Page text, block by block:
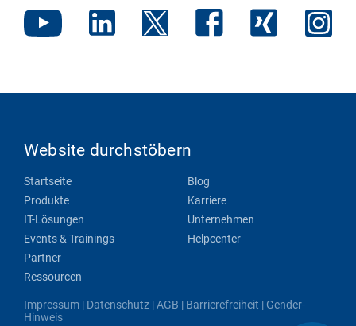
Website durchstöbern
Startseite
Produkte
IT-Lösungen
Events & Trainings
Partner
Ressourcen
Blog
Karriere
Unternehmen
Helpcenter
Impressum | Datenschutz |AGB | Barrierefreiheit | Gender-
Hinweis